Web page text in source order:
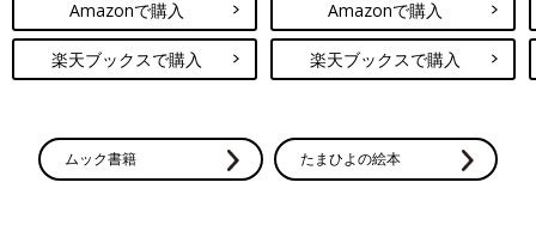
Amazonで購入
楽天ブックスで購入
Amazonで購入
楽天ブックスで購入
ムック書籍 たまひよの絵本